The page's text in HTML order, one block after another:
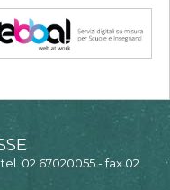
02 67020055 - fax 02